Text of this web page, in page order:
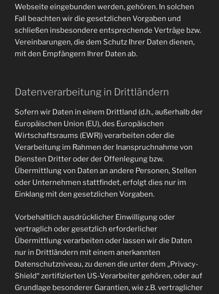
Webseite eingebunden werden, gehören. In solchen
Fall beachten wir die gesetzlichen Vorgaben und
schließen insbesondere entsprechende Verträge bzw.
Vereinbarungen, die dem Schutz Ihrer Daten dienen,
mit den Empfängern Ihrer Daten ab.
Datenverarbeitung in Drittländern
Sofern wir Daten in einem Drittland (d.h., außerhalb der
Europäischen Union (EU), des Europäischen
Wirtschaftsraums (EWR)) verarbeiten oder die
Verarbeitung im Rahmen der Inanspruchnahme von
Diensten Dritter oder der Offenlegung bzw.
Übermittlung von Daten an andere Personen, Stellen
oder Unternehmen stattfindet, erfolgt dies nur im
Einklang mit den gesetzlichen Vorgaben.
Vorbehaltlich ausdrücklicher Einwilligung oder
vertraglich oder gesetzlich erforderlicher
Übermittlung verarbeiten oder lassen wir die Daten
nur in Drittländern mit einem anerkannten
Datenschutzniveau, zu denen die unter dem „Privacy-
Shield“ zertifizierten US-Verarbeiter gehören, oder auf
Grundlage besonderer Garantien, wie z.B. vertraglicher